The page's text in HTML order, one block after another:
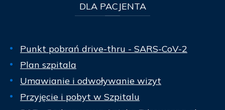
DLAPACJENTA
Punkt pobrań drive-thru - SARS-CoV-2
Plan szpitala
Umawianie i odwoływanie wizyt
Przyjęcie i pobyt w Szpitalu